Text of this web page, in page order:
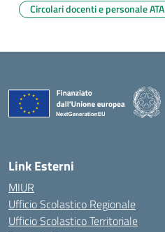
Circolari docenti e personale ATA
Link Esterni
MIUR
Ufficio Scolastico Regionale
Ufficio Scolastico Territoriale